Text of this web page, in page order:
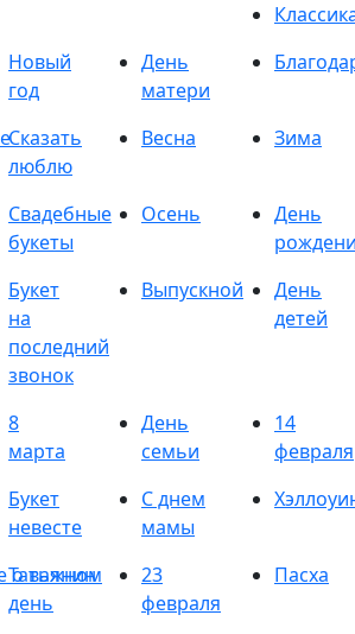
Новый
год
День
матери
Сказать
люблю
Весна Зима
Свадебные
букеты
Осень
День
Букет
на
последний
звонок
Выпускной
День
детей
8
марта
День
семьи
14
февраля
Букет
невесте
С днем
мамы
о важном
Татьянин
день
23
февраля
Пасха